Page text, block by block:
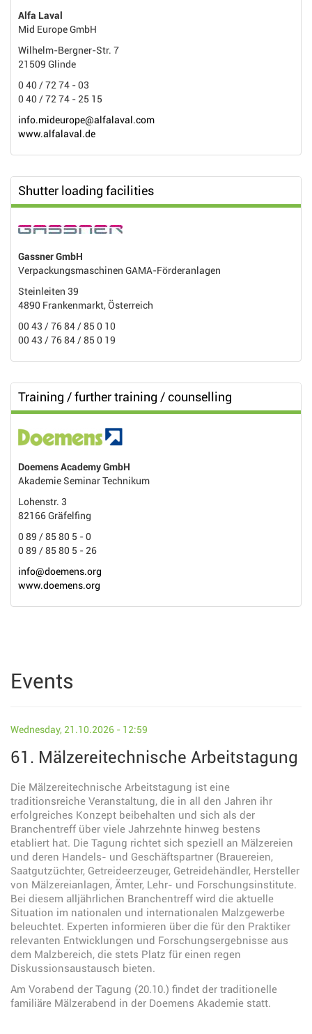
Alfa Laval
Mid Europe GmbH
Wilhelm-Bergner-Str. 7
21509 Glinde
0 40 / 72 74 - 03
0 40 / 72 74 - 25 15
info.mideurope@alfalaval.com
www.alfalaval.de
Shutter loading facilities
Gassner GmbH
Verpackungsmaschinen GAMA-Förderanlagen
Steinleiten 39
4890 Frankenmarkt, Österreich
00 43 / 76 84 / 85 0 10
00 43 / 76 84 / 85 0 19
Training / further training / counselling
Doemens Academy GmbH
Akademie Seminar Technikum
Lohenstr. 3
82166 Gräfelfing
0 89 / 85 80 5 - 0
0 89 / 85 80 5 - 26
info@doemens.org
www.doemens.org
Events
Wednesday, 21.10.2026 - 12:59
61. Mälzereitechnische Arbeitstagung
Die Mälzereitechnische Arbeitstagung ist eine
traditionsreiche Veranstaltung, die in all den Jahren ihr
erfolgreiches Konzept beibehalten und sich als der
Branchentreff über viele Jahrzehnte hinweg bestens
etabliert hat. Die Tagung richtet sich speziell an Mälzereien
und deren Handels- und Geschäftspartner (Brauereien,
Saatgutzüchter, Getreideerzeuger, Getreidehändler, Hersteller
von Mälzereianlagen, Ämter, Lehr- und Forschungsinstitute.
Bei diesem alljährlichen Branchentreff wird die aktuelle
Situation im nationalen und internationalen Malzgewerbe
beleuchtet. Experten informieren über die für den Praktiker
relevanten Entwicklungen und Forschungsergebnisse aus
dem Malzbereich, die stets Platz für einen regen
Diskussionsaustausch bieten.
Am Vorabend der Tagung (20.10.) findet der traditionelle
familiäre Mälzerabend in der Doemens Akademie statt.